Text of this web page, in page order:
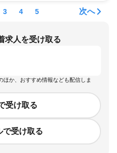
3 4 5 次へ
求人を受け取る
ほか、おすすめ情報なども配信しま
受け取る
で受け取る